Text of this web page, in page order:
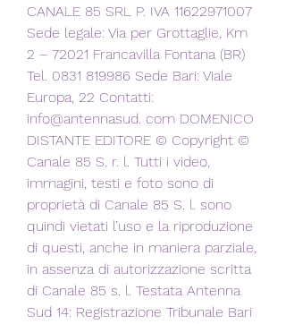
CANALE 85 SRL P. IVA 11622971007
Sede legale: Via per Grottaglie, Km
2 – 72021 Francavilla Fontana (BR)
Tel. 0831 819986 Sede Bari: Viale
Europa, 22 Contatti:
info@antennasud. com DOMENICO
DISTANTE EDITORE © Copyright ©
Canale 85 S. r. l. Tutti i video,
immagini, testi e foto sono di
proprietà di Canale 85 S. l. sono
quindi vietati l’uso e la riproduzione
di questi, anche in maniera parziale,
in assenza di autorizzazione scritta
di Canale 85 s. l. Testata Antenna
Sud 14: Registrazione Tribunale Bari